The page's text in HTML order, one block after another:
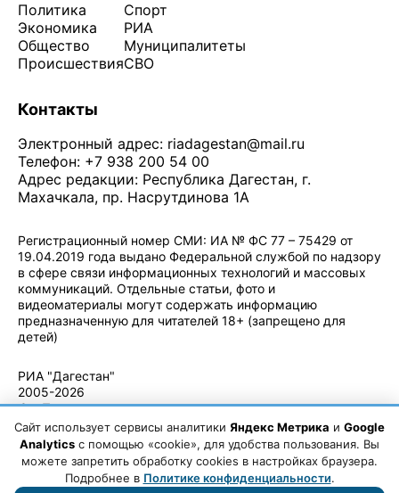
Политика
Экономика
Общество
Происшествия
Спорт
РИА
Муниципалитеты
СВО
Контакты
Электронный адрес: riadagestan@mail.ru
Телефон: +7 938 200 54 00
Адрес редакции: Республика Дагестан, г.
Махачкала, пр. Насрутдинова 1А
Регистрационный номер СМИ: ИА № ФС 77 – 75429 от
19.04.2019 года выдано Федеральной службой по надзору
в сфере связи информационных технологий и массовых
коммуникаций. Отдельные статьи, фото и
видеоматериалы могут содержать информацию
предназначенную для читателей 18+ (запрещено для
детей)
РИА "Дагестан"
2005-2026
© - Правила
использования
материалов.
Авторские
Сайт использует сервисы аналитики Яндекс Метрика и Google
Analytics с помощью «cookie», для удобства пользования. Вы
можете запретить обработку cookies в настройках браузера.
Подробнее в Политике конфиденциальности.